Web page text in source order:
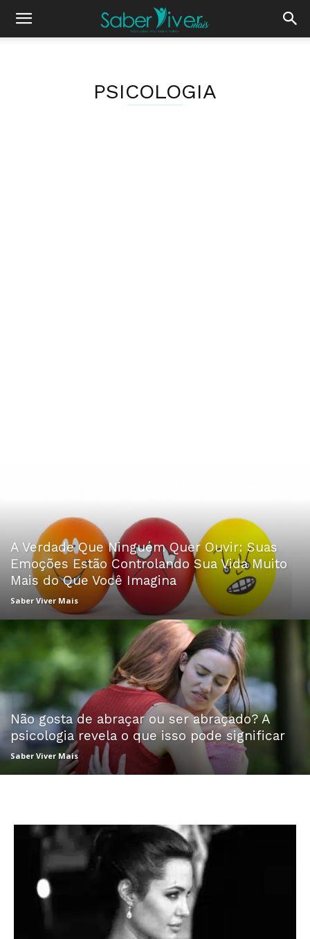
PSICOLOGIA
A Verdade Que Ninguém Quer Ouvir: Suas
Emoções Estão Controlando Sua Vida Muito
Mais do Que Você Imagina
Saber Viver Mais
Não gosta de abraçar ou ser abraçado? A
psicologia revela o que isso pode significar
Saber Viver Mais